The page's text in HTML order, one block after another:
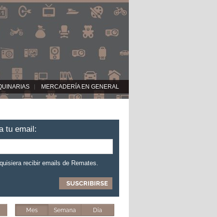
MERCADERÍA EN GENERAL
tu email:
recibir emails de Remates.
Mes Semana Día